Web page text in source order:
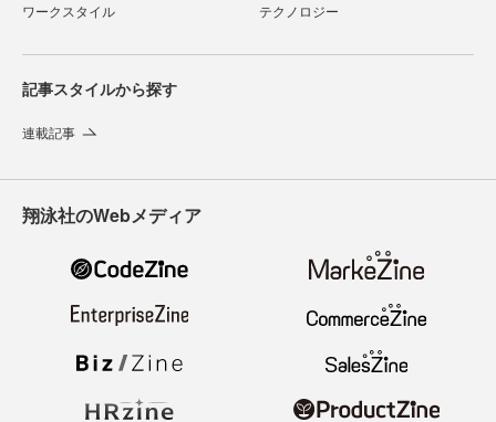
ワークスタイル テクノロジー
記事スタイルから探す
連載記事
翔泳社のWebメディア